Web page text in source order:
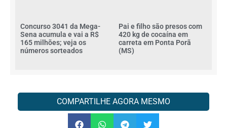
Concurso 3041 da Mega-
Sena acumula e vai a R$
165 milhões; veja os
números sorteados
Pai e filho são presos com
420 kg de cocaína em
carreta em Ponta Porã
(MS)
COMPARTILHE AGORA MESMO